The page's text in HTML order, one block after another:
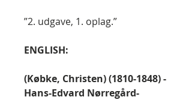
”2. udgave, 1. oplag.”
ENGLISH:
(Købke, Christen) (1810-1848) -
Hans-Edvard Nørregård-